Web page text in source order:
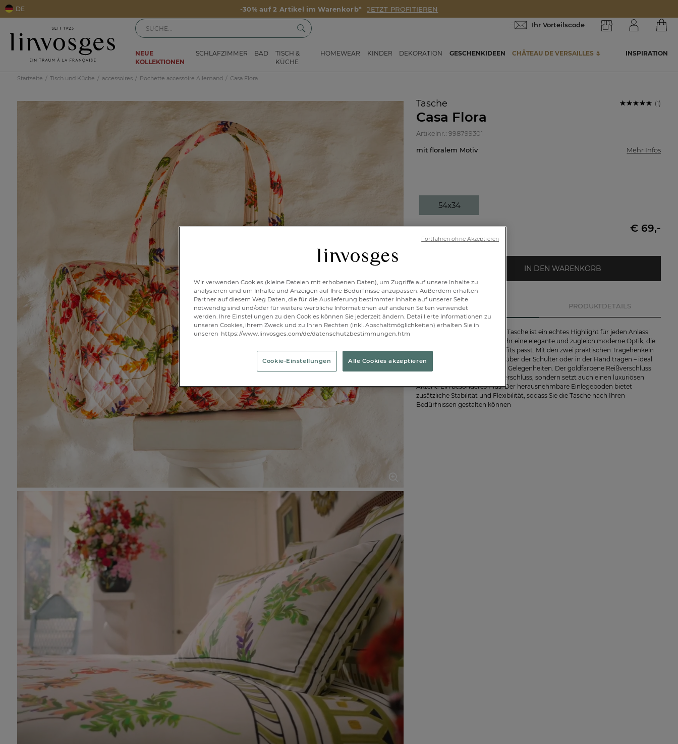
-30% auf 2 Artikel im Warenkorb* JETZT PROFITIEREN
DE
Ihr Vorteilscode
NEUE
KOLLEKTIONEN
SCHLAFZIMMER BAD
TISCH &
KÜCHE
HOMEWEAR KINDER DEKORATION GESCHENKIDEEN CHÂTEAU DE VERSAILLES 🌷 INSPIRATION
Startseite Tisch und Küche accessoires Pochette accessoire Allemand Casa Flora
Tasche
Casa Flora
(1)
Artikelnr.: 998799301
mit floralem Motiv Mehr Infos
54x34
Verfügbar € 69,-
IN DEN WARENKORB
BESCHREIBUNG PRODUKTDETAILS
Diese hochwertige gesteppte Tasche ist ein echtes Highlight für jeden Anlass!
Der modische Druck verleiht ihr eine elegante und zugleich moderne Optik, die
perfekt zu verschiedenen Outfits passt. Mit den zwei praktischen Tragehenkeln
lässt sich die Tasche bequem über der Schulter oder in der Hand tragen – ideal
für den Alltag oder besondere Gelegenheiten. Der goldfarbene Reißverschluss
sorgt nicht nur für sicheren Verschluss, sondern setzt auch einen luxuriösen
Akzent. Ein besonderes Plus: Der herausnehmbare Einlegeboden bietet
zusätzliche Stabilität und Flexibilität, sodass Sie die Tasche nach Ihren
Bedürfnissen gestalten können
Wir verwenden Cookies (kleine Dateien mit erhobenen Daten), um Zugriffe auf unsere Inhalte zu
analysieren und um Inhalte und Anzeigen auf Ihre Bedürfnisse anzupassen. Außerdem erhalten
Partner auf diesem Weg Daten, die für die Auslieferung bestimmter Inhalte auf unserer Seite
notwendig sind und/oder für weitere werbliche Informationen auf anderen Seiten verwendet
werden. Ihre Einstellungen zu den Cookies können Sie jederzeit ändern. Detaillierte Informationen zu
unseren Cookies, ihrem Zweck und zu Ihren Rechten (inkl. Abschaltmöglichkeiten) erhalten Sie in
unseren https://www.linvosges.com/de/datenschutzbestimmungen.htm
Cookie-Einstellungen Alle Cookies akzeptieren
Fortfahren ohne Akzeptieren